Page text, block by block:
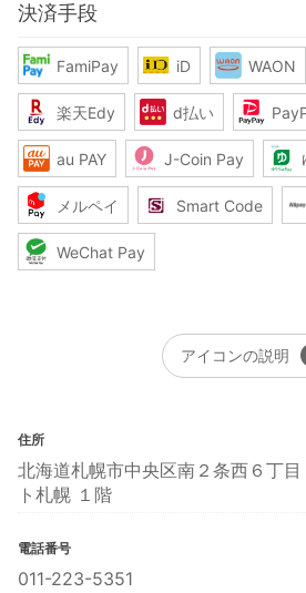
決済手段
FamiPay iD WAON
楽天Edy d払い
au PAY J-Coin Pay
メルペイ Smart Code
WeChat Pay
アイコンの説明
住所
北海道札幌市中央区南２条西６丁
ト札幌 １階
電話番号
011-223-5351